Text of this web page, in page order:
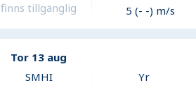
finns tillgänglig
5 (- -) m/s
Tor 13 aug
SMHI Yr